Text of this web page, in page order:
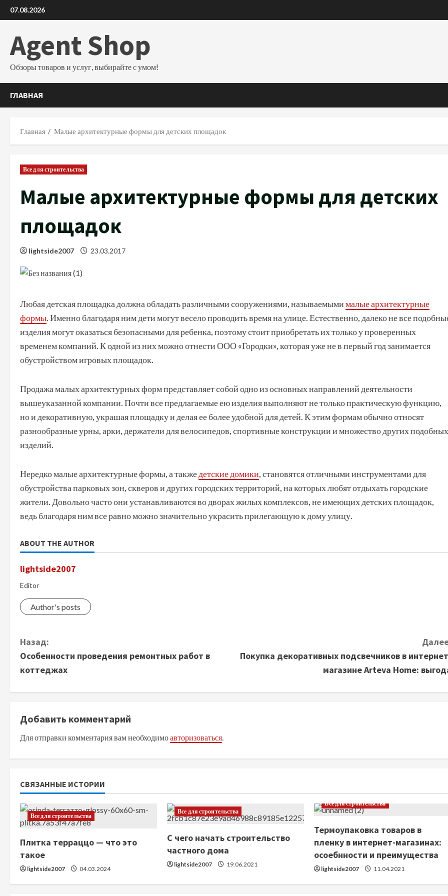
Перейти
к
07.08.2026
Agent Shop
Обзоры товаров и услуг, выбирайте с умом!
ГЛАВНАЯ
Главная Малые архитектурные формы для детских площадок
Все для строительства
Малые архитектурные формы для детских
площадок
lightside2007 23.03.2017
Любая детская площадка должна обладать различными сооружениями, называемымималые архитектурные
формы. Именно благодаря ним дети могут весело проводить время на улице. Естественно, далеко не все
изделия могут оказаться безопасными для ребенка, поэтому стоит приобретать их только у проверенных
временем компаний. К одной из них можно отнести ООО «Городки», которая уже не в первый год занимается
обустройством игровых площадок.
Продажа малых архитектурных форм представляет собой одно из основных направлений деятельности
вышеуказанной компании. Почти все предлагаемые ею изделия выполняют не только практическую функцию,
но и декоративную, украшая площадку и делая ее более удобной для детей. К этим формам обычно относят
разнообразные урны, арки, держатели для велосипедов, спортивные конструкции и множество других подобных
изделий.
Нередко малые архитектурные формы, а такжедетские домики, становятся отличными инструментами для
обустройства парковых зон, скверов и других городских территорий, на которых любят отдыхать городские
жители. Довольно часто они устанавливаются во дворах жилых комплексов, не имеющих детских площадок,
ведь благодаря ним все равно можно значительно украсить прилегающую к дому улицу.
ABOUT THE AUTHOR
lightside2007
Editor
Author's posts
П
р
о
о
и
т
ч
т
Назад:
Особенности проведения ремонтных работ в
коттеджах
Покупка декоративных подсвечников в
магазине Arteva Home:
Добавить комментарий
Для отправки комментария вам необходимоавторизоваться.
СВЯЗАННЫЕ ИСТОРИИ
Все для строительства
Плитка терраццо — что это
такое
lightside2007 04.03.2024
Все для строительства
С чего начать строительство
частного дома
lightside2007 19.06.2021
Все для строительства
Термоупаковка товаров в
пленку в интернет-магазинах:
осоебнности и преимущества
lightside2007 11.04.2021